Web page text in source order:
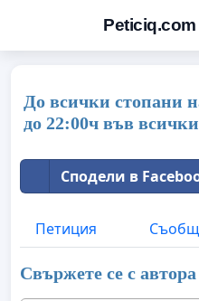
Peticiq.com
До всички стопани
до 22:00ч във
Сподели в
Петиция
Свържете се с